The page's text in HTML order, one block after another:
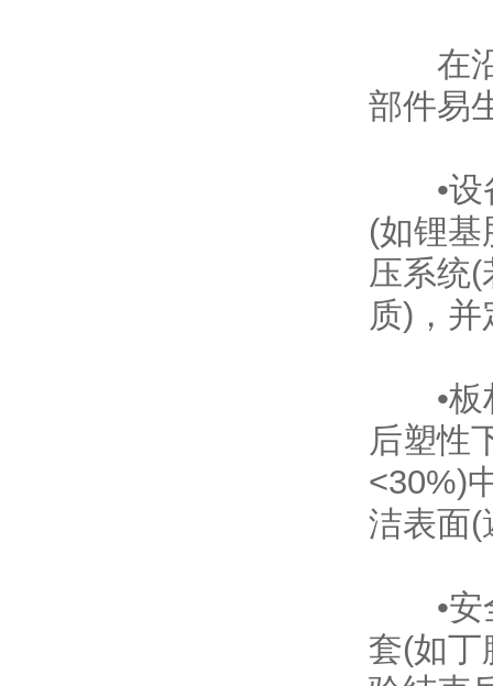
在沿
部件易
•设备
(如锂
压系统
质)，
•板材
后塑性
<30%)
洁表面(
•安全
套(如丁